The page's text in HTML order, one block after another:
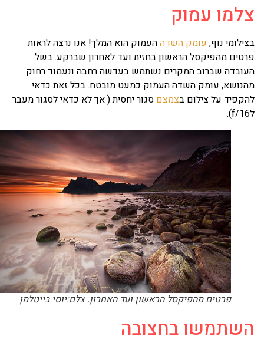
עמוק
נוף,עומק השדההעמוק הוא המלך! אנו נרצה לראות
מהפיקסל הראשון בחזית ועד לאחרון שברקע. בשל
שברוב המקרים נשתמש בעדשה רחבה ונעמוד רחוק
עומק השדה העמוק כמעט מובטח. בכל זאת כדאי
על צילום בצמצםסגור יחסית ( אך לא כדאי לסגור מעבר
פרטים מהפיקסל הראשון ועד האחרון. צלם:יוסי בייטלמן
בחצובה